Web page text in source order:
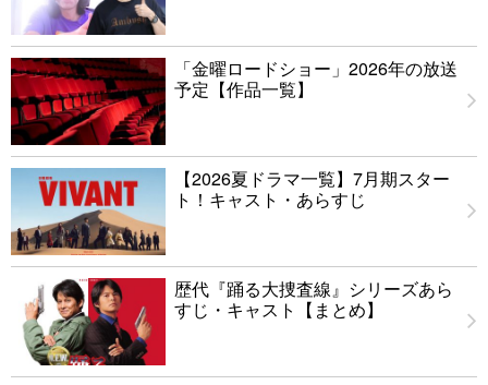
「金曜ロードショー」2026年の放送
予定【作品一覧】
【2026夏ドラマ一覧】7月期スター
ト！キャスト・あらすじ
歴代『踊る大捜査線』シリーズあら
すじ・キャスト【まとめ】